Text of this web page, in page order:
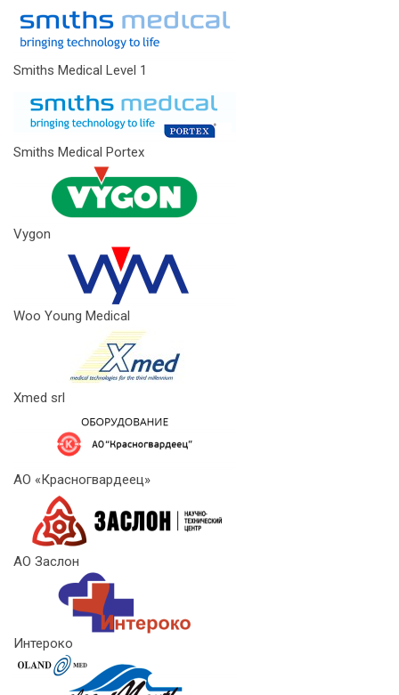
Smiths Medical Level 1
Smiths Medical Portex
Vygon
Woo Young Medical
Xmed srl
АО «Красногвардеец»
АО Заслон
Интероко